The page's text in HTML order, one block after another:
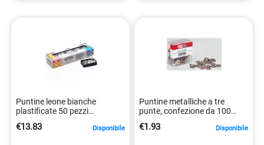
Puntine leone bianche
plastificate 50 pezzi
€13.83 Disponibile
Puntine metalliche a tre
punte, confezione da 100
€1.93 Disponibile